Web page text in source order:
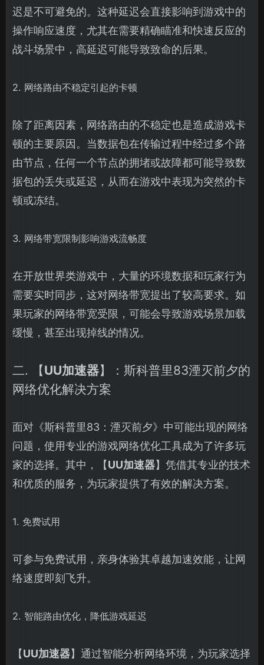
迟是不可避免的。这种延迟会直接影响到游戏中的
操作响应速度，尤其在需要精确瞄准和快速反应的
战斗场景中，高延迟可能导致致命的后果。
2. 网络路由不稳定引起的卡顿
除了距离因素，网络路由的不稳定也是造成游戏卡
顿的主要原因。当数据包在传输过程中经过多个路
由节点，任何一个节点的拥堵或故障都可能导致数
据包的丢失或延迟，从而在游戏中表现为突然的卡
顿或冻结。
3. 网络带宽限制影响游戏流畅度
在开放世界类游戏中，大量的环境数据和玩家行为
需要实时同步，这对网络带宽提出了较高要求。如
果玩家的网络带宽受限，可能会导致游戏场景加载
缓慢，甚至出现掉线的情况。
二. 【UU加速器】：斯科普里83湮灭前夕的
网络优化解决方案
面对《斯科普里83：湮灭前夕》中可能出现的网络
问题，使用专业的游戏网络优化工具成为了许多玩
家的选择。其中，【UU加速器】凭借其专业的技术
和优质的服务，为玩家提供了有效的解决方案。
1. 免费试用
可参与免费试用，亲身体验其卓越加速效能，让网
络速度即刻飞升。
2. 智能路由优化，降低游戏延迟
【UU加速器】通过智能分析网络环境，为玩家选择